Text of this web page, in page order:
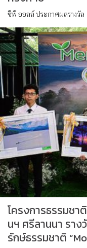
ซีพี ออลล์ ประกาศผลรางวั
โครงการธรรมช
นฯ ศรีลานนา รา
รักษ์ธรรมชาติ